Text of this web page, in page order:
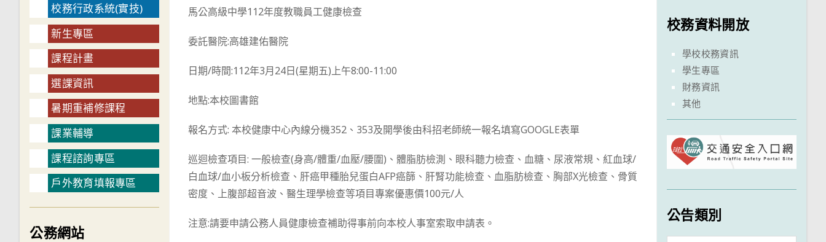
馬公高級中學112年度教職員工健康檢查
委託醫院:高雄建佑醫院
日期/時間:112年3月24日(星期五)上午8:00-11:00
地點:本校圖書館
報名方式: 本校健康中心內線分機352、353及開學後由科招老師統一報名填寫GOOGLE表單
巡迴檢查項目: 一般檢查(身高/體重/血壓/腰圍)、體脂肪檢測、眼科聽力檢查、血糖、尿液常規、紅血球/
白血球/血小板分析檢查、肝癌甲種胎兒蛋白AFP癌篩、肝腎功能檢查、血脂肪檢查、胸部X光檢查、骨質
密度、上腹部超音波、醫生理學檢查等項目專案優惠價100元/人
注意:請要申請公務人員健康檢查補助得事前向本校人事室索取申請表。
校務行政系統(實技)
新生專區
課程計畫
選課資訊
暑期重補修課程
課業輔導
課程諮詢專區
戶外教育填報專區
公務網站
校務資料開放
學校校務資訊
學生專區
財務資訊
其他
公告類別